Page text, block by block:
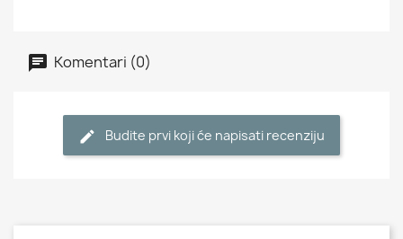
Komentari (0)
Budite prvi koji će napisati recenziju